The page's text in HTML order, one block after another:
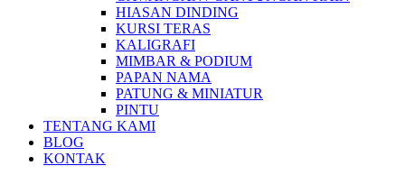
HIASAN DINDING
KURSI TERAS
KALIGRAFI
MIMBAR & PODIUM
PAPAN NAMA
PATUNG & MINIATUR
PINTU
TENTANG KAMI
BLOG
KONTAK